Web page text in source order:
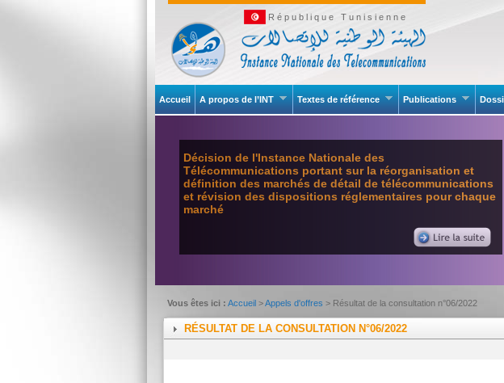
République Tunisienne
Accueil A propos de l’INT Textes de référence Publications
Décision de l'Instance Nationale des
Télécommunications portant sur la réorganisation et
définition des marchés de détail de télécommunications
et révision des dispositions réglementaires pour chaque
marché
Vous êtes ici : Accueil >Appels d'offres > Résultat de la consultation n°06/2022
RÉSULTAT DE LA CONSULTATION N°06/2022